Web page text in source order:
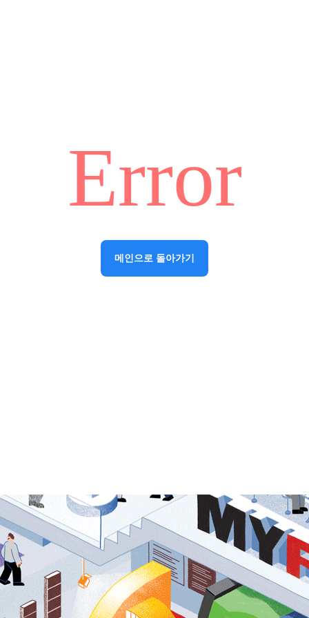
Error
메인으로 돌아가기